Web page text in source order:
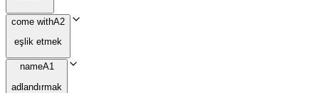
come withA2
eşlik etmek
nameA1
adlandırmak